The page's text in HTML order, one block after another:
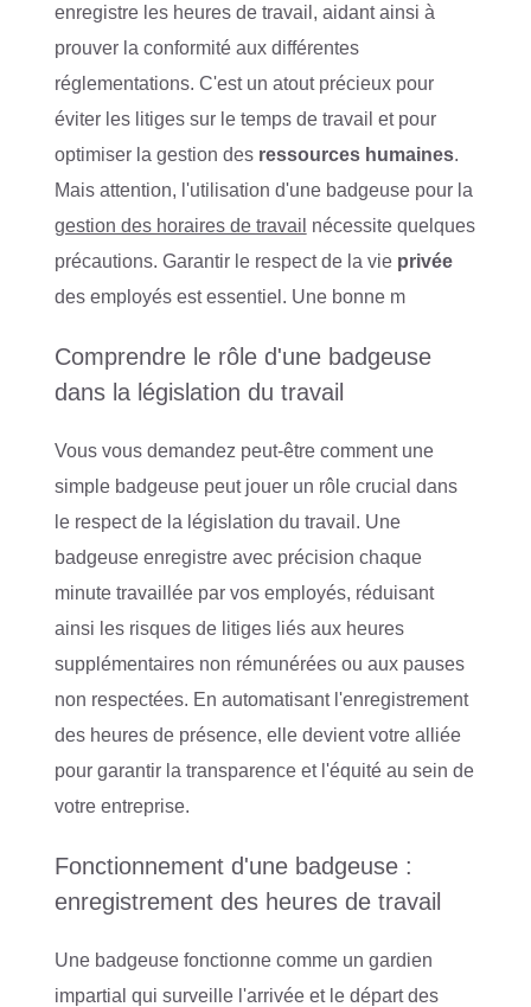
enregistre les heures de travail, aidant ainsi à
prouver la conformité aux différentes
réglementations. C'est un atout précieux pour
éviter les litiges sur le temps de travail et pour
optimiser la gestion des ressources humaines.
Mais attention, l'utilisation d'une badgeuse pour la
gestion des horaires de travail nécessite quelques
précautions. Garantir le respect de la vie privée
des employés est essentiel. Une bonne m
Comprendre le rôle d'une badgeuse
dans la législation du travail
Vous vous demandez peut-être comment une
simple badgeuse peut jouer un rôle crucial dans
le respect de la législation du travail. Une
badgeuse enregistre avec précision chaque
minute travaillée par vos employés, réduisant
ainsi les risques de litiges liés aux heures
supplémentaires non rémunérées ou aux pauses
non respectées. En automatisant l'enregistrement
des heures de présence, elle devient votre alliée
pour garantir la transparence et l'équité au sein de
votre entreprise.
Fonctionnement d'une badgeuse :
enregistrement des heures de travail
Une badgeuse fonctionne comme un gardien
impartial qui surveille l'arrivée et le départ des